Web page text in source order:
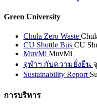
Green University
Chula Zero Waste
CU Shuttle Bus CU
MuvMi MuvMi
จุฬาฯ กับความยั่งยืน
Sustainability Report
การบริหาร